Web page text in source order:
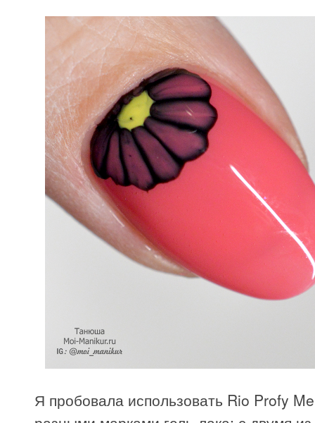
Я пробовала использовать Rio Profy